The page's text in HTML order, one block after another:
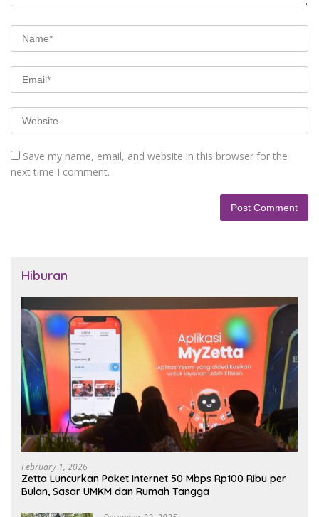
Save my name, email, and website in this browser for the
next time I comment.
Hiburan
February 1, 2026
Zetta Luncurkan Paket Internet 50 Mbps Rp100 Ribu per
Bulan, Sasar UMKM dan Rumah Tangga